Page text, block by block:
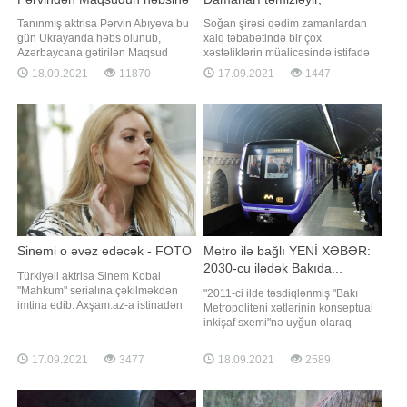
reaksiya
Tanınmış aktrisa Pərvin Abıyeva bu
gün Ukrayanda həbs olunub,
Azərbaycana gətirilən Maqsud
Mahmudovla bağlı paylaşım edib. -
a istinadən xəbər verir ki, tanınmış
ədalət" adlandırıb: . "İlahi Ədalət və
dövlətimizin ədaləti! Bu qədər
insanın haqqına girməyi
18.09.2021 11870
xərçəngdən qoruyur
Soğan şirəsi qədim zamanlardan
xalq təbabətində bir çox
xəstəliklərin müalicəsində istifadə
olunur. Soğanı və soğan şirəsini
"təbii antibiotik" adlandırırlar.
bakterial infeksiyaların
müalicəsində soğan şirəsi çox
geniş istifadə olunurdu. Bu haqda
məlumatla
17.09.2021 1447
Sinemi o əvəz edəcək - FOTO
Türkiyəli aktrisa Sinem Kobal
"Mahkum" serialına çəkilməkdən
imtina edib. Axşam.az-a istinadən
Tunanın tərəf müqabili isə Seray
İsmayıl Hacıoğlu da yer alacaq
17.09.2021 3477
Metro ilə bağlı YENİ XƏBƏR:
2030-cu ilədək Bakıda...
"2011-ci ildə təsdiqlənmiş "Bakı
Metropoliteni xətlərinin konseptual
inkişaf sxemi"nə uyğun olaraq
77-dək artırılacaq. Hazırda metroda
26 stansiya var. Yəni hələ 51
veriləcək. Ümumilikdə, Bakı
18.09.2021 2589